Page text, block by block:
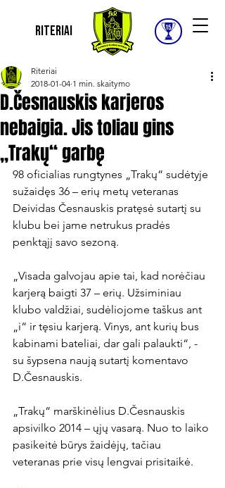
Riteriai
D.Česnauskis karjeros
nebaigia. Jis toliau gins
„Trakų“ garbę
Riteriai
2018-01-04 1 min. skaitymo
98 oficialias rungtynes „Trakų“ sudėtyje
sužaidęs 36 – erių metų veteranas
Deividas Česnauskis pratęsė sutartį su
klubu bei jame netrukus pradės
penktąjį savo sezoną.
„Visada galvojau apie tai, kad norėčiau
karjerą baigti 37 – erių. Užsiminiau
klubo valdžiai, sudėliojome taškus ant
„i“ ir tęsiu karjerą. Vinys, ant kurių bus
kabinami bateliai, dar gali palaukti“, -
su šypsena naują sutartį komentavo
D.Česnauskis.
„Trakų“ marškinėlius D.Česnauskis
apsivilko 2014 – ųjų vasarą. Nuo to laiko
pasikeitė būrys žaidėjų, tačiau
veteranas prie visų lengvai prisitaikė.